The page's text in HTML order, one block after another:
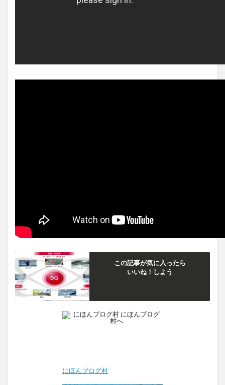
この記事が気に入ったら
いいね！しよう
にほんブログ村